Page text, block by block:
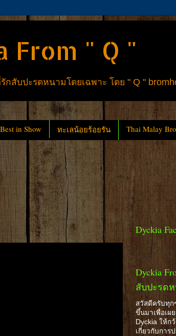
From " Q "
บปะรดหนามโดยเฉพาะ โดย " Q "
Best in Show ทะเลน้อยร้อยรัน Thai Malay
Dyckia
Dyckia
สับปะรด
สวัสดีครับทุก
ขึ้นมาเพื่อเผ
Dyckia ให้ก
เกี่ยวกับการ